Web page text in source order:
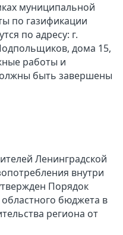
муниципальной
по газификации
по адресу: г.
дома 15,
работы и
быть завершены
Ленинградской
внутри
Порядок
бюджета в
региона от